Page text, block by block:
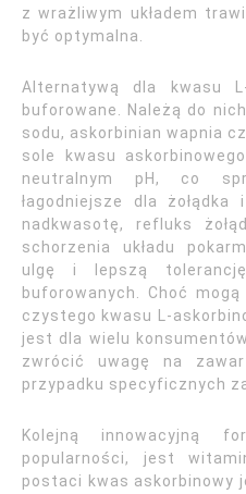
z wrażliwym układem
być optymalna.
Alternatywą dla kwasu
buforowane. Należą do
sodu, askorbinian wapnia
sole kwasu
neutralnym pH, co
łagodniejsze dla
nadkwasotę, refluks
schorzenia układu
ulgę i lepszą
buforowanych. Choć
czystego kwasu L-
jest dla wielu
zwrócić uwagę na
przypadku specyficznych
Kolejną innowacyjną
popularności, jest
postaci kwas askorbinowy